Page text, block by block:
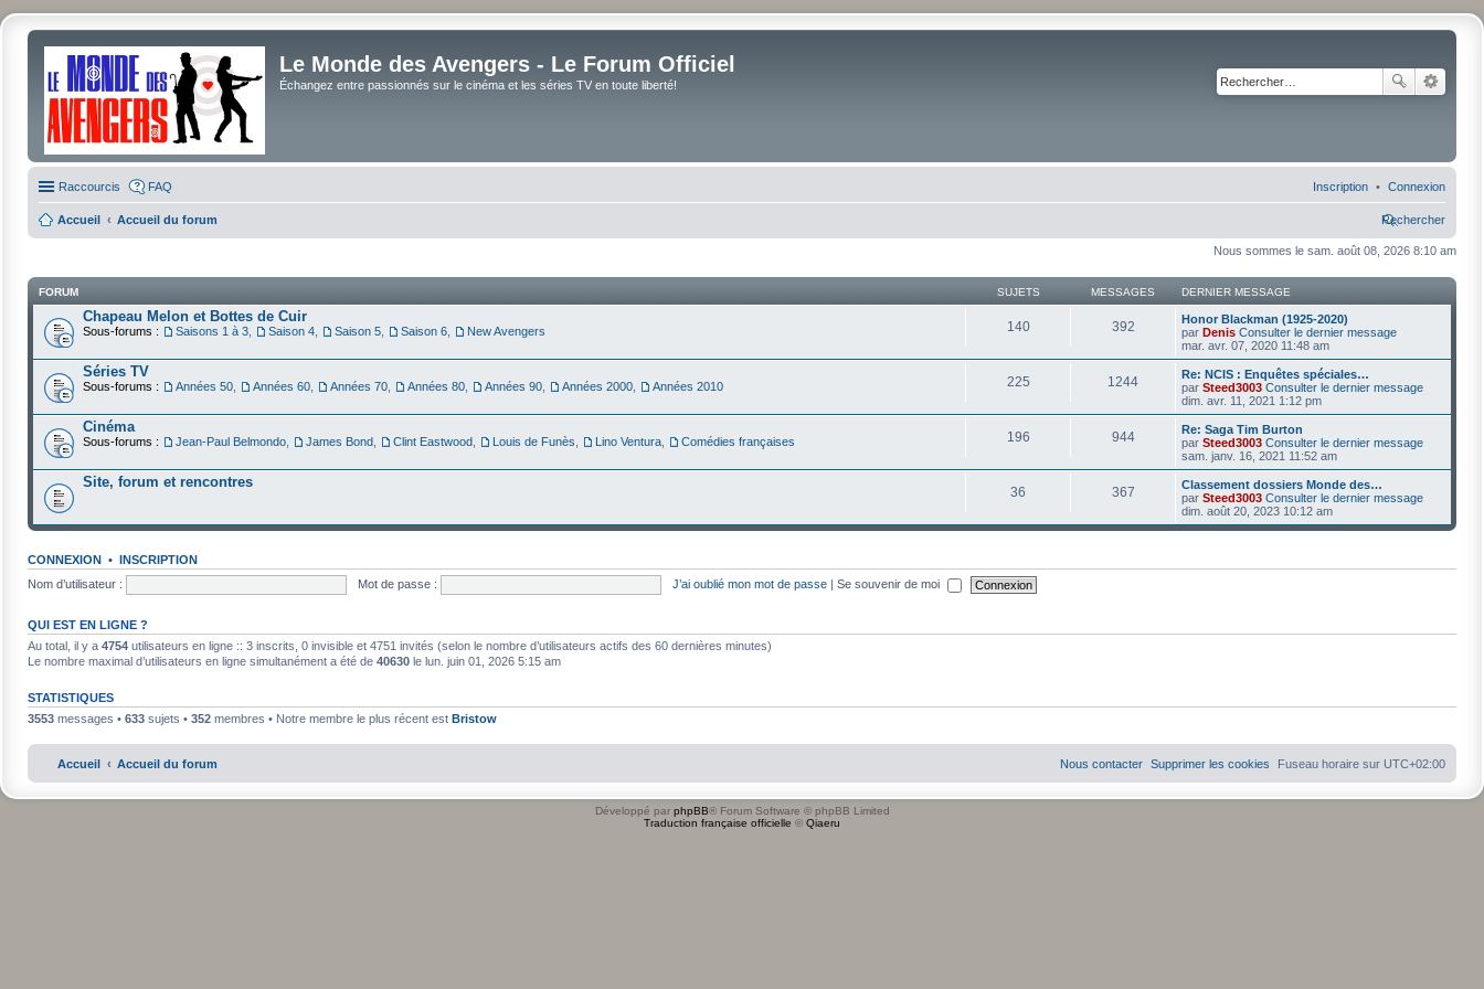
Le Monde des Avengers - Le Forum Officiel
Échangez entre passionnés sur le cinéma et les séries TV en toute liberté!
Raccourcis FAQ Connexion
Inscription
Accueil Accueil du forum Rechercher
Nous sommes le sam. août 08, 2026 8:10 am
FORUM SUJETS MESSAGES DERNIER MESSAGE
Chapeau Melon et Bottes de Cuir
Sous-forums : Saisons 1 à 3 Saison 4 Saison 5 Saison 6 New Avengers 140 392
Honor Blackman (1925-2020)
par Denis Consulter le dernier message
mar. avr. 07, 2020 11:48 am
Séries TV
Sous-forums : Années 50 Années 60 Années 70 Années 80 Années 90 Années 2000 Années 2010 225 1244
Re: NCIS : Enquêtes spéciales…
par Steed3003 Consulter le dernier message
dim. avr. 11, 2021 1:12 pm
Cinéma
Sous-forums : Jean-Paul Belmondo James Bond Clint Eastwood Louis de Funès Lino Ventura Comédies françaises 196 944
Re: Saga Tim Burton
par Steed3003 Consulter le dernier message
sam. janv. 16, 2021 11:52 am
Site, forum et rencontres
36 367
Classement dossiers Monde des…
par Steed3003 Consulter le dernier message
dim. août 20, 2023 10:12 am
CONNEXION • INSCRIPTION
Nom d’utilisateur :
Mot de passe : J’ai oublié mon mot de passe | Se souvenir de moi
QUI EST EN LIGNE ?
Au total, il y a 4754 utilisateurs en ligne :: 3 inscrits, 0 invisible et 4751 invités (selon le nombre d’utilisateurs actifs des 60 dernières minutes)
Le nombre maximal d’utilisateurs en ligne simultanément a été de 40630 le lun. juin 01, 2026 5:15 am
STATISTIQUES
3553 messages • 633 sujets • 352 membres • Notre membre le plus récent est Bristow
Accueil Accueil du forum Fuseau horaire sur UTC+02:00
Supprimer les cookies
Nous contacter
Développé par phpBB® Forum Software © phpBB Limited
Traduction française officielle © Qiaeru